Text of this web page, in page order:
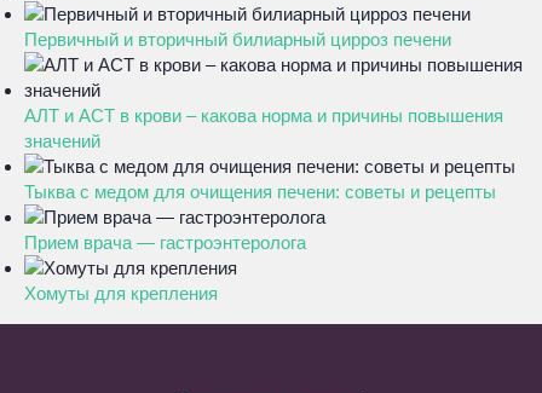
Первичный и вторичный билиарный цирроз печени
АЛТ и АСТ в крови – какова норма и причины повышения
значений
Тыква с медом для очищения печени: советы и рецепты
Прием врача — гастроэнтеролога
Хомуты для крепления